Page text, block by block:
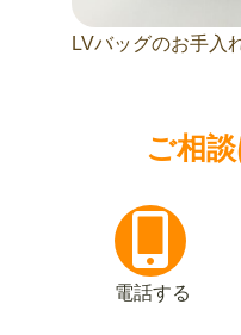
LVバッグのお手
ご相
電話する